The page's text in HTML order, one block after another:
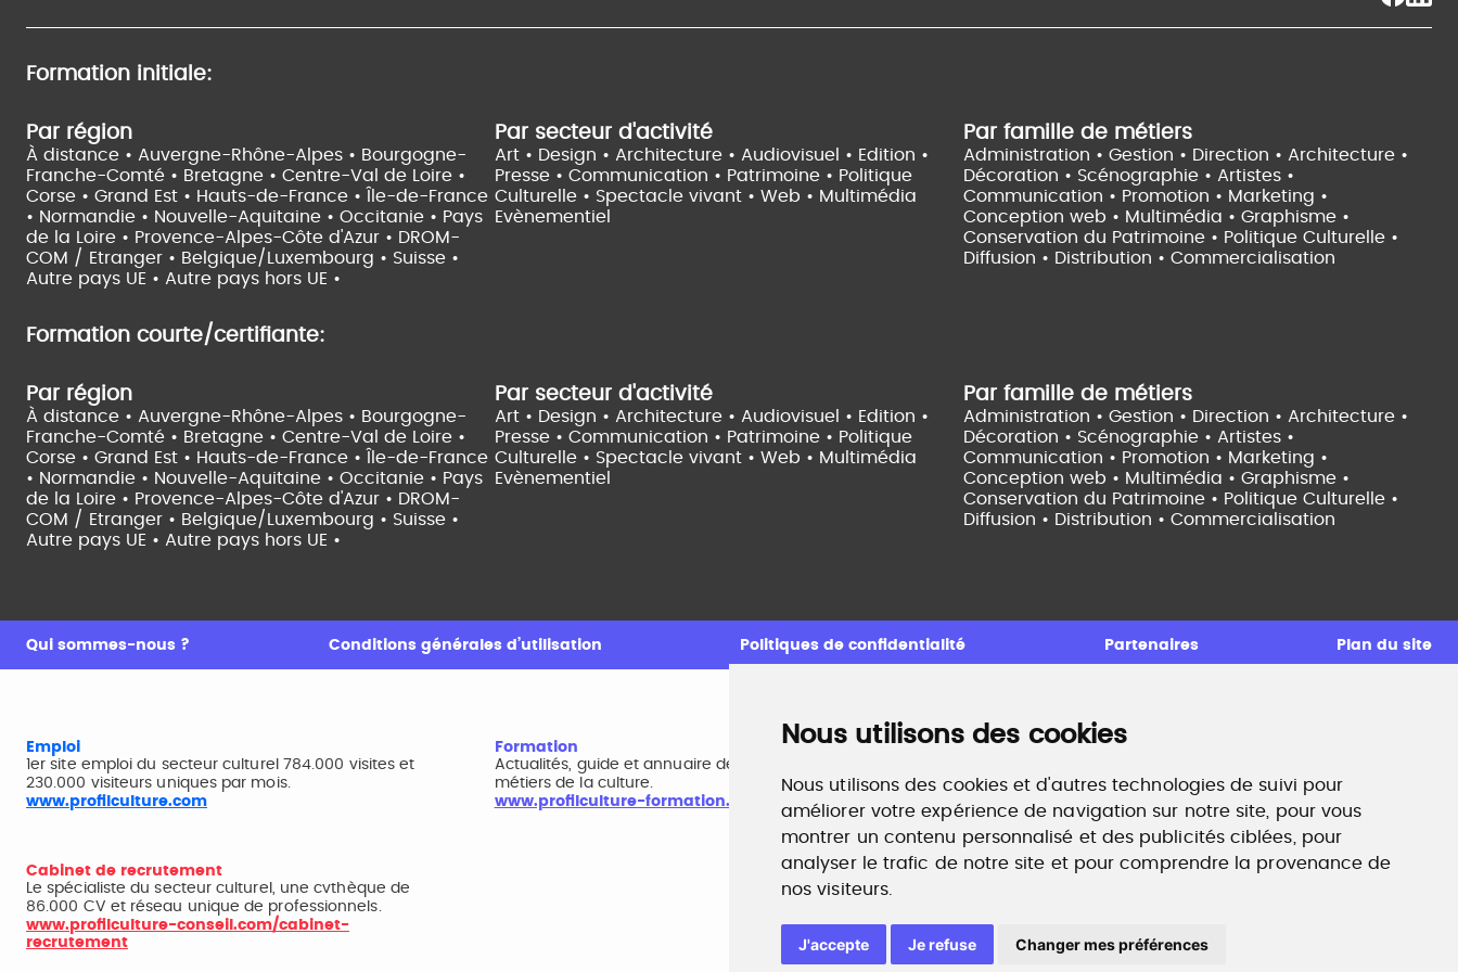
Nous utilisons des cookies
Nous utilisons des cookies et d'autres technologies de suivi pour
améliorer votre expérience de navigation sur notre site, pour vous
montrer un contenu personnalisé et des publicités ciblées, pour
analyser le trafic de notre site et pour comprendre la provenance de
nos visiteurs.
J'accepte Je refuse Changer mes préférences
Formation initiale:
Par région
À distance • Auvergne-Rhône-Alpes • Bourgogne-
Franche-Comté • Bretagne • Centre-Val de Loire •
Corse • Grand Est • Hauts-de-France •
Île-de-France
• Normandie • Nouvelle-Aquitaine • Occitanie • Pays
de la Loire • Provence-Alpes-Côte d'Azur • DROM-
COM / Etranger • Belgique/Luxembourg • Suisse •
Autre pays UE • Autre pays hors UE •
Par secteur d'activité
Art • Design • Architecture • Audiovisuel • Edition •
Presse • Communication • Patrimoine • Politique
Culturelle • Spectacle vivant • Web • Multimédia
Evènementiel
Par famille de métiers
Administration • Gestion • Direction • Architecture •
Décoration • Scénographie • Artistes •
Communication • Promotion • Marketing •
Conception web • Multimédia • Graphisme •
Conservation du Patrimoine • Politique Culturelle •
Diffusion • Distribution • Commercialisation
Formation courte/certifiante:
Par région
À distance • Auvergne-Rhône-Alpes • Bourgogne-
Franche-Comté • Bretagne • Centre-Val de Loire •
Corse • Grand Est • Hauts-de-France •
Île-de-France
• Normandie • Nouvelle-Aquitaine • Occitanie • Pays
de la Loire • Provence-Alpes-Côte d'Azur • DROM-
COM / Etranger • Belgique/Luxembourg • Suisse •
Autre pays UE • Autre pays hors UE •
Par secteur d'activité
Art • Design • Architecture • Audiovisuel • Edition •
Presse • Communication • Patrimoine • Politique
Culturelle • Spectacle vivant • Web • Multimédia
Evènementiel
Par famille de métiers
Administration • Gestion • Direction • Architecture •
Décoration • Scénographie • Artistes •
Communication • Promotion • Marketing •
Conception web • Multimédia • Graphisme •
Conservation du Patrimoine • Politique Culturelle •
Diffusion • Distribution • Commercialisation
Qui sommes-nous ? Conditions générales d’utilisation Politiques de confidentialité Partenaires Plan du site
Emploi
1er site emploi du secteur culturel 784.000 visites et
230.000 visiteurs uniques par mois.
www.profilculture.com
Formation
Actualités, guide et annuaire des formations aux
métiers de la culture.
www.profilculture-formation.com
Accompagnement professionnel
recherche d'emploi, entretien conseil.
www.profilculture-competences.com
Cabinet de recrutement
Le spécialiste du secteur culturel, une cvthèque de
86.000 CV et réseau unique de professionnels.
www.profilculture-conseil.com/cabinet-
recrutement